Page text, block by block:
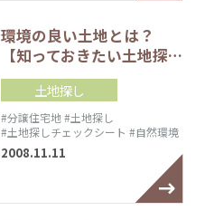
環境の良い土地とは？
【知っておきたい土地探…
土地探し
#分譲住宅地#土地探し
#土地探しチェックシート #自然環境
2008.11.11